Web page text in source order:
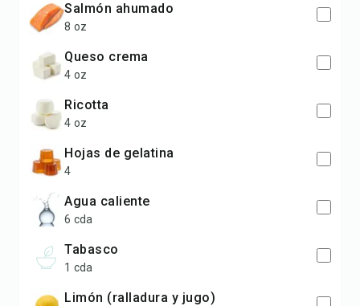
salmón ahumado
8 oz
queso crema
4 oz
ricotta
4 oz
hojas de gelatina
4
agua caliente
6 cda
Tabasco
1 cda
limón (ralladura y jugo)